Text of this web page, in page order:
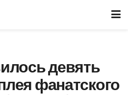
девять
фанатского